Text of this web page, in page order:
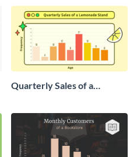
Quarterly Sales of a